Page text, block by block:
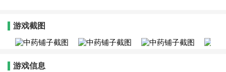
游戏截图
游戏信息